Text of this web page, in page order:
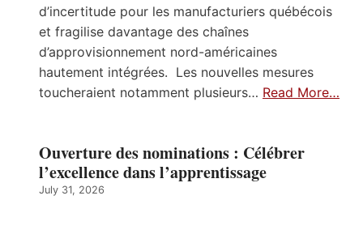
d’incertitude pour les manufacturiers québécois
et fragilise davantage des chaînes
d’approvisionnement nord-américaines
hautement intégrées. Les nouvelles mesures
toucheraient notamment plusieurs… Read More…
Ouverture des nominations : Célébrer
l’excellence dans l’apprentissage
July 31, 2026